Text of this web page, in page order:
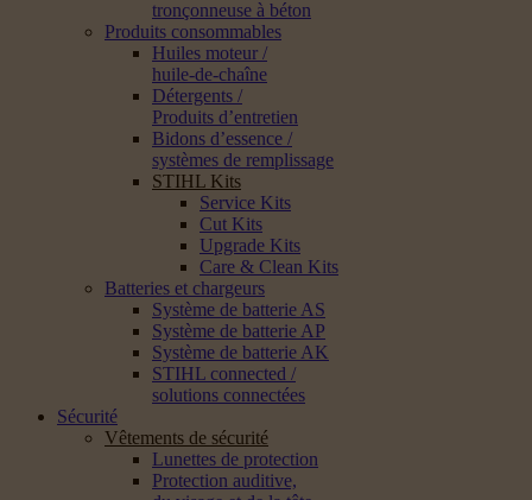
tronçonneuse à béton
Produits consommables
Huiles moteur /
huile-de-chaîne
Détergents /
Produits d’entretien
Bidons d’essence /
systèmes de remplissage
STIHL Kits
Service Kits
Cut Kits
Upgrade Kits
Care & Clean Kits
Batteries et chargeurs
Système de batterie AS
Système de batterie AP
Système de batterie AK
STIHL connected /
solutions connectées
Sécurité
Vêtements de sécurité
Lunettes de protection
Protection auditive,